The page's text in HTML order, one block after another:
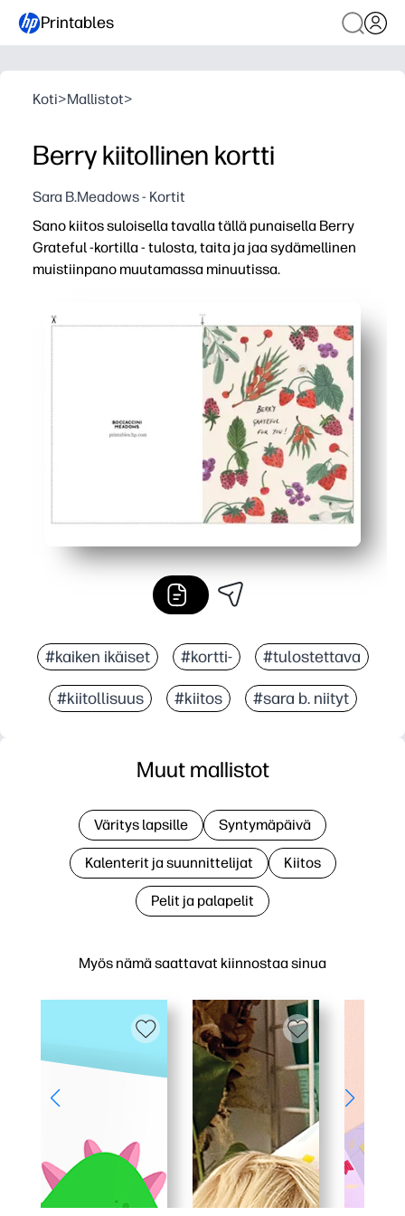
Printables
Koti>Mallistot>
Berry kiitollinen kortti
Sara B.Meadows - Kortit
Sano kiitos suloisella tavalla tällä punaisella Berry
Grateful -kortilla - tulosta, taita ja jaa sydämellinen
muistiinpano muutamassa minuutissa.
Nollavalmistelumukavuus - tulosta kotona, taita ja
Lasten hyväksymä kihlaus - leikkisä marjataide ja
Monipuolinen mihin tahansa tilanteeseen - sopii
Helppo mukauttaa - sisällä on runsaasti tilaa
#kaiken ikäiset #kortti- #tulostettava
#kiitollisuus #kiitos #sara b. niityt
Myös nämä saattavat kiinnostaa sinua
Muut mallistot
Väritys lapsille Syntymäpäivä
Kalenterit ja suunnittelijat Kiitos
Pelit ja palapelit